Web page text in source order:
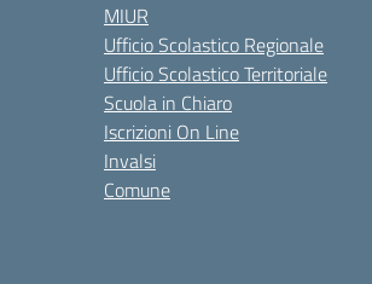
MIUR
Ufficio Scolastico Regionale
Ufficio Scolastico Territoriale
Scuola in Chiaro
Iscrizioni On Line
Invalsi
Comune